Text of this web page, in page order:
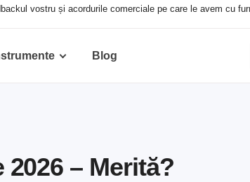
vostru și acordurile comerciale pe care le avem cu
Blog
– Merită?